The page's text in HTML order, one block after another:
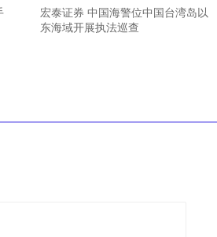
宏泰证券 中国海警位中国台湾岛以
东海域开展执法巡查